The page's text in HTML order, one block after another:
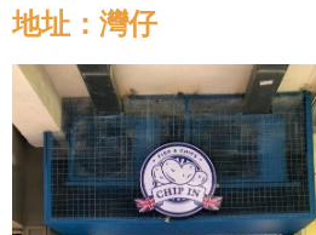
地址：灣仔